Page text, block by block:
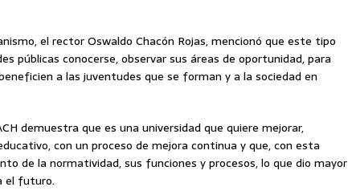
el rector Oswaldo Chacón Rojas, mencionó que este tipo
públicas conocerse, observar sus áreas de oportunidad, para
a las juventudes que se forman y a la sociedad en
demuestra que es una universidad que quiere mejorar,
con un proceso de mejora continua y que, con esta
de la normatividad, sus funciones y procesos, lo que dio mayor
el futuro.